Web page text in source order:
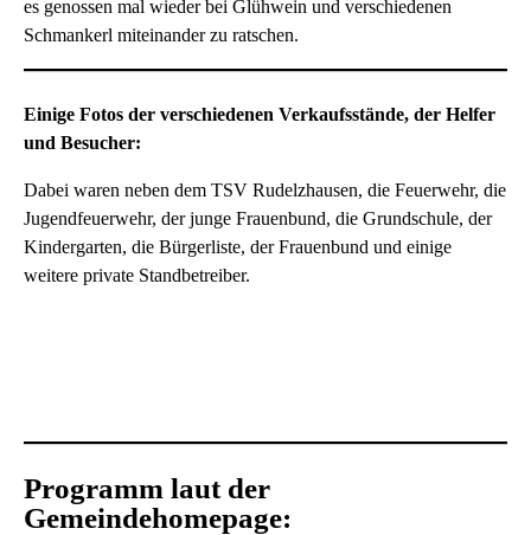
es genossen mal wieder bei Glühwein und verschiedenen
Schmankerl miteinander zu ratschen.
Einige Fotos der verschiedenen Verkaufsstände, der Helfer
und Besucher:
Dabei waren neben dem TSV Rudelzhausen, die Feuerwehr, die
Jugendfeuerwehr, der junge Frauenbund, die Grundschule, der
Kindergarten, die Bürgerliste, der Frauenbund und einige
weitere private Standbetreiber.
Programm laut der
Gemeindehomepage: